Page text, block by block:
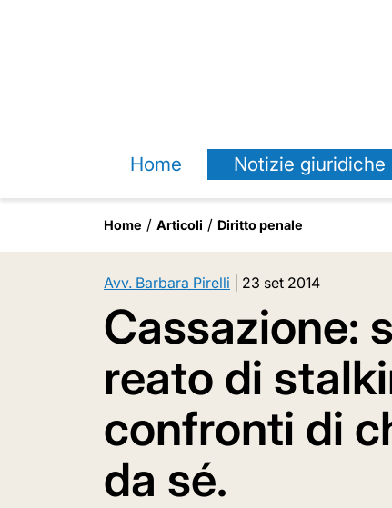
Home Notizie giuridiche
Home Articoli Diritto penale
Avv. Barbara Pirelli 23 set 2014
Cassazione:
reato di
confronti di
da sé.